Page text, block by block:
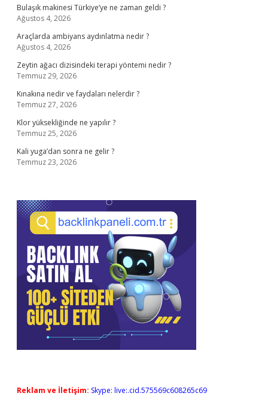
Bulaşık makinesi Türkiye’ye ne zaman geldi ?
Ağustos 4, 2026
Araçlarda ambiyans aydınlatma nedir ?
Ağustos 4, 2026
Zeytin ağacı dizisindeki terapi yöntemi nedir ?
Temmuz 29, 2026
Kınakına nedir ve faydaları nelerdir ?
Temmuz 27, 2026
Klor yüksekliğinde ne yapılır ?
Temmuz 25, 2026
Kali yuga’dan sonra ne gelir ?
Temmuz 23, 2026
Reklam ve İletişim: Skype: live:.cid.575569c608265c69